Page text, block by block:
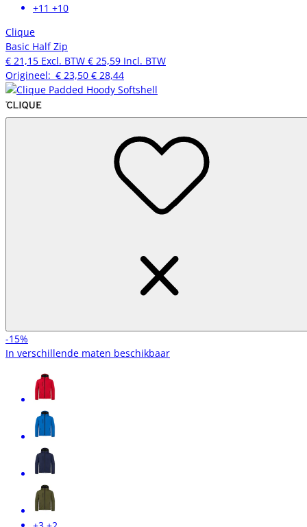
+11 +10
Clique
Basic Half Zip
€ 21,15 Excl. BTW € 25,59 Incl. BTW
Origineel: € 23,50 € 28,44
-15%
In verschillende maten beschikbaar